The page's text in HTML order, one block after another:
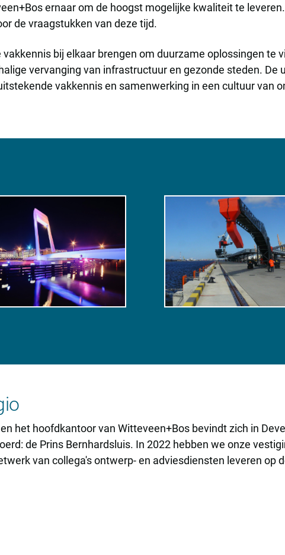
ernaar om de hoogst mogelijke kwaliteit te
de vraagstukken van deze tijd.
bij elkaar brengen om duurzame oplossingen te
vervanging van infrastructuur en gezonde steden. De
vakkennis en samenwerking in een cultuur van
het hoofdkantoor van Witteveen+Bos bevindt zich in
de Prins Bernhardsluis. In 2022 hebben we onze
van collega's ontwerp- en adviesdiensten leveren op